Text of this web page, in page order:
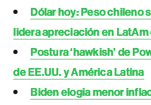
Dólar hoy: Peso chileno
lidera apreciación en
Postura ‘hawkish’ de
de EE.UU. y América Latina
Biden elogia menor